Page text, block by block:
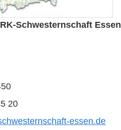
Schwesternschaft Essen
20
essen.de